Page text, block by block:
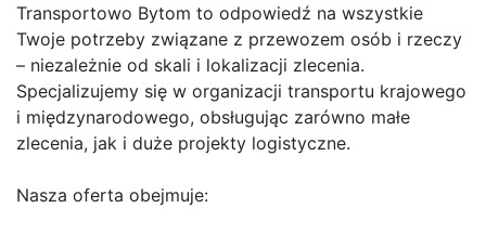
Transportowo Bytom to odpowiedź na wszystkie
Twoje potrzeby związane z przewozem osób i rzeczy
– niezależnie od skali i lokalizacji zlecenia.
Specjalizujemy się w organizacji transportu krajowego
i międzynarodowego, obsługując zarówno małe
zlecenia, jak i duże projekty logistyczne.
Nasza oferta obejmuje: